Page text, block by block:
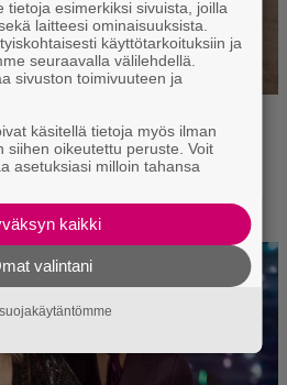
tietoja esimerkiksi sivuista, joilla
laitteesi ominaisuuksista.
käyttötarkoituksiin ja
seuraavalla välilehdellä.
sivuston toimivuuteen ja
käsitellä tietoja myös ilman
siihen oikeutettu peruste. Voit
asetuksiasi milloin tahansa
kaikki
valintani